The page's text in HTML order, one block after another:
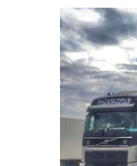
мониторинг
шофьора
Разберете